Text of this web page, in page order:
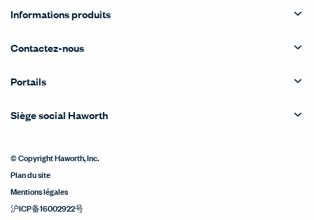
Informations produits
Contactez-nous
Portails
Siège social Haworth
© Copyright Haworth, Inc.
Plan du site
Mentions légales
沪ICP备16002922号